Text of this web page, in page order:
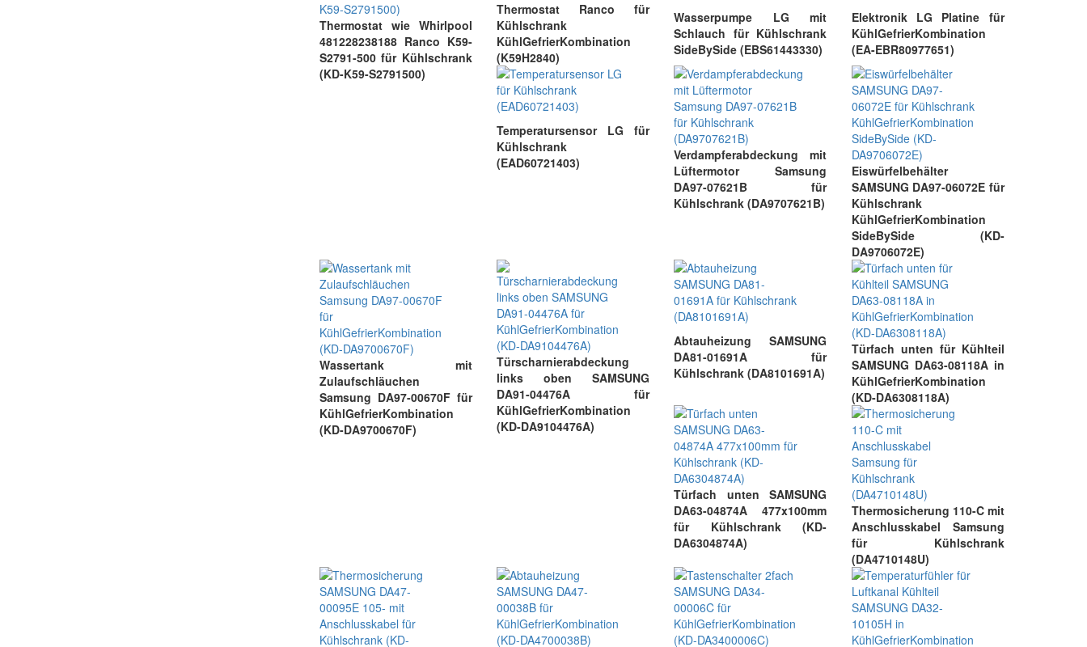
Thermostat wie Whirlpool
481228238188 Ranco K59-
S2791-500 für Kühlschrank
(KD-K59-S2791500)
Thermostat Ranco für
Kühlschrank
KühlGefrierKombination
(K59H2840)
Wasserpumpe LG mit
Schlauch für Kühlschrank
SideBySide (EBS61443330)
Elektronik LG Platine für
KühlGefrierKombination
(EA-EBR80977651)
Temperatursensor LG für
Kühlschrank
(EAD60721403)
Verdampferabdeckung mit
Lüftermotor Samsung
DA97-07621B für
Kühlschrank (DA9707621B)
Eiswürfelbehälter
SAMSUNG DA97-06072E für
Kühlschrank
KühlGefrierKombination
SideBySide (KD-
DA9706072E)
Wassertank mit
Zulaufschläuchen
Samsung DA97-00670F für
KühlGefrierKombination
(KD-DA9700670F)
Türscharnierabdeckung
links oben SAMSUNG
DA91-04476A für
KühlGefrierKombination
(KD-DA9104476A)
Abtauheizung SAMSUNG
DA81-01691A für
Kühlschrank (DA8101691A)
Türfach unten für Kühlteil
SAMSUNG DA63-08118A in
KühlGefrierKombination
(KD-DA6308118A)
Türfach unten SAMSUNG
DA63-04874A 477x100mm
für Kühlschrank (KD-
DA6304874A)
Thermosicherung 110-C mit
Anschlusskabel Samsung
für Kühlschrank
(DA4710148U)